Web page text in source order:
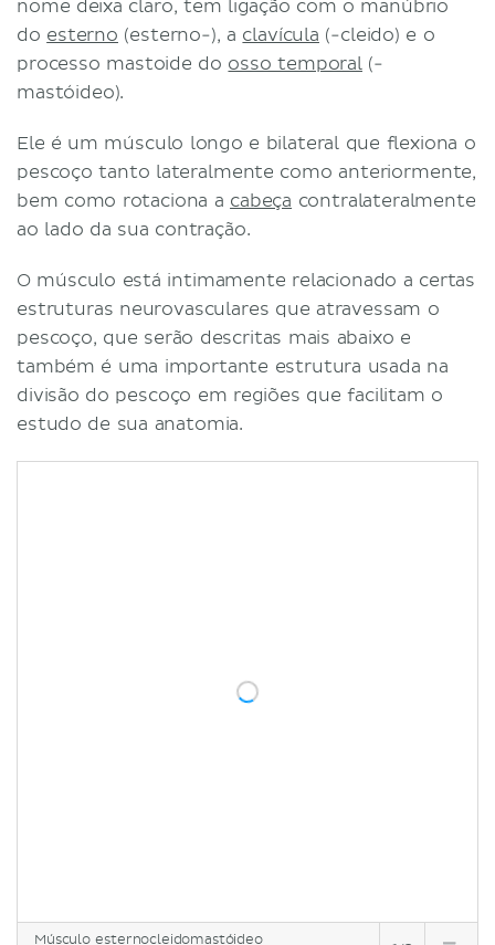
Músculo esternocleidomastóideo
nome deixa claro, tem ligação com o manúbrio
do esterno (esterno-), a clavícula (-cleido) e o
processo mastoide do osso temporal(-
mastóideo).
Ele é um músculo longo e bilateral que flexiona o
pescoço tanto lateralmente como anteriormente,
bem como rotaciona a cabeça contralateralmente
ao lado da sua contração.
O músculo está intimamente relacionado a certas
estruturas neurovasculares que atravessam o
pescoço, que serão descritas mais abaixo e
também é uma importante estrutura usada na
divisão do pescoço em regiões que facilitam o
estudo de sua anatomia.